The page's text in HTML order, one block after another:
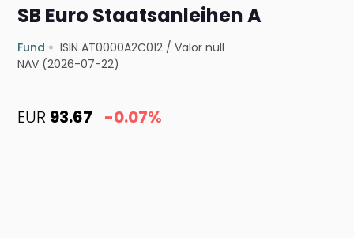
SB Euro Staatsanleihen A
Fund ISIN AT0000A2C012 /Valor null
NAV (2026-07-22)
EUR 93.67 -0.07%